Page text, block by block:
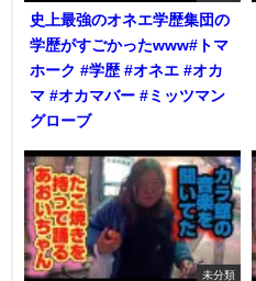
史上最強のオネエ学歴集団の
学歴がすごかったwww#トマ
ホーク #学歴 #オネエ #オカ
マ #オカマバー #ミッツマン
グローブ
未分類